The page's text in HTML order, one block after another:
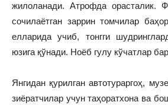
жилоланади. Атрофда орасталик.
сочилаётган заррин томчилар
елларида учиб, тонгги
юзига қўнади. Ноёб гулу кўчатлар
Янгидан қурилган автотураргоҳ,
зиёратчилар учун таҳоратхона ва